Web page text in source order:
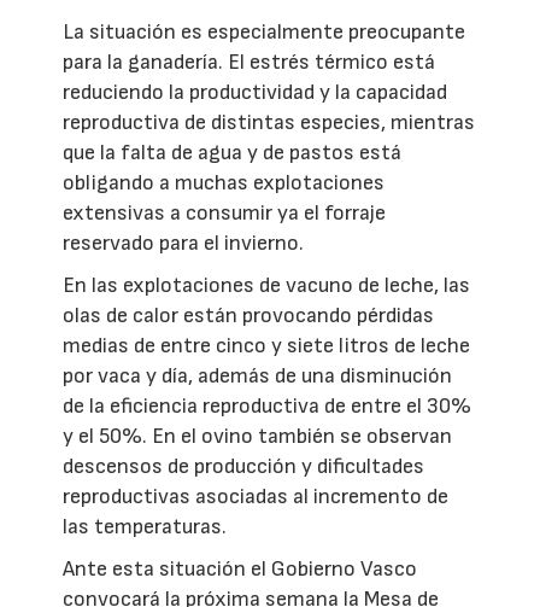
La situación es especialmente preocupante
para la ganadería. El estrés térmico está
reduciendo la productividad y la capacidad
reproductiva de distintas especies, mientras
que la falta de agua y de pastos está
obligando a muchas explotaciones
extensivas a consumir ya el forraje
reservado para el invierno.
En las explotaciones de vacuno de leche, las
olas de calor están provocando pérdidas
medias de entre cinco y siete litros de leche
por vaca y día, además de una disminución
de la eficiencia reproductiva de entre el 30%
y el 50%. En el ovino también se observan
descensos de producción y dificultades
reproductivas asociadas al incremento de
las temperaturas.
Ante esta situación el Gobierno Vasco
convocará la próxima semana la Mesa de